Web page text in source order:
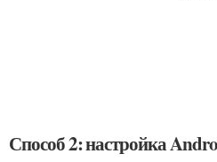
Способ 2: настройка